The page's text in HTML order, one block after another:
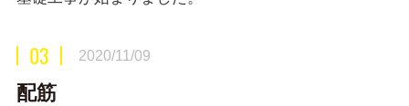
03 2020/11/09
配筋